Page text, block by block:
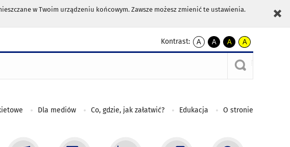
w Twoim urządzeniu końcowym. Zawsze możesz zmienić te ustawienia.
Kontrast:
A
kontrast
A
kontrast
czarnym
A
kontrast
żółty
tekst
czarnym
A
kontrast
czarny
tekst
żółtym
Dla mediów Co, gdzie, jak załatwić? Edukacja O stronie